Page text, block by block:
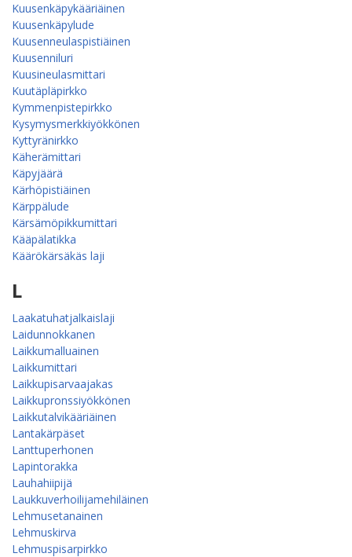
Kuusenkäpykääriäinen
Kuusenkäpylude
Kuusenneulaspistiäinen
Kuusenniluri
Kuusineulasmittari
Kuutäpläpirkko
Kymmenpistepirkko
Kysymysmerkkiyökkönen
Kyttyränirkko
Käherämittari
Käpyjäärä
Kärhöpistiäinen
Kärppälude
Kärsämöpikkumittari
Kääpälatikka
Käärökärsäkäs laji
L
Laakatuhatjalkaislaji
Laidunnokkanen
Laikkumalluainen
Laikkumittari
Laikkupisarvaajakas
Laikkupronssiyökkönen
Laikkutalvikääriäinen
Lantakärpäset
Lanttuperhonen
Lapintorakka
Lauhahiipijä
Laukkuverhoilijamehiläinen
Lehmusetanainen
Lehmuskirva
Lehmuspisarpirkko